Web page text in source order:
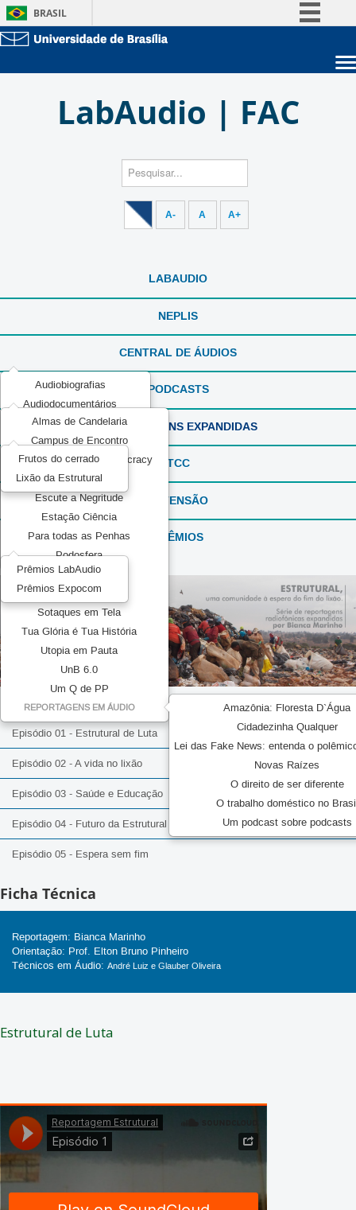
BRASIL
Acesso à informação
Unidades acadêmicas
Estude na UnB
LabAudio | FAC
A- A A+
LABAUDIO
NEPLIS
CENTRAL DE ÁUDIOS
Audiobiografias
Audiodocumentários
ExperimentaSONS
Ficção em Áudio
Produções Experimentais
Recorda_SONS
Reportagens Especiais
Série ou Programa Especial
Sintonia Literária
TeMATIZaSONS
PODCASTS
Almas de Candelaria
Campus de Encontro
Communication and Democracy
Elas por Elas
Escute a Negritude
Estação Ciência
Para todas as Penhas
Podosfera
Pretos no topo
Mídia Pública
Sotaques em Tela
Tua Glória é Tua História
Utopia em Pauta
UnB 6.0
Um Q de PP
REPORTAGENS EM ÁUDIO
Amazônia: Floresta D`Água
Cidadezinha Qualquer
Lei das Fake News: entenda o
Novas Raízes
O direito de ser diferente
O trabalho doméstico no
Um podcast sobre podcasts
REPORTAGENS EXPANDIDAS
Frutos do cerrado
Lixão da Estrutural
TCC
EXTENSÃO
PRÊMIOS
Prêmios LabAudio
Prêmios Expocom
Episódio 01 - Estrutural de Luta
Episódio 02 - A vida no lixão
Episódio 03 - Saúde e Educação
Episódio 04 - Futuro da Estrutural
Episódio 05 - Espera sem fim
Ficha Técnica
Reportagem: Bianca Marinho
Orientação: Prof. Elton Bruno Pinheiro
Técnicos em Áudio: André Luiz e Glauber Oliveira
Estrutural de Luta